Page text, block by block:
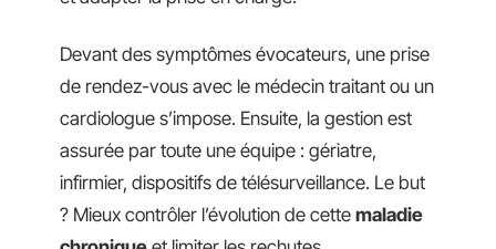
Devant des symptômes évocateurs, une prise
de rendez-vous avec le médecin traitant ou un
cardiologue s’impose. Ensuite, la gestion est
assurée par toute une équipe : gériatre,
infirmier, dispositifs de télésurveillance. Le but
? Mieux contrôler l’évolution de cette maladie